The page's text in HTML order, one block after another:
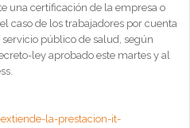
una certificación de la empresa o
caso de los trabajadores por cuenta
público de salud, según
ley aprobado este martes y al
la-prestacion-it-